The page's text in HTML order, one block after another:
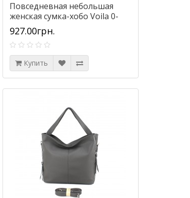
Повседневная небольшая
женская сумка-хобо Voila 0-
59072 бежевая
927.00грн.
Купить